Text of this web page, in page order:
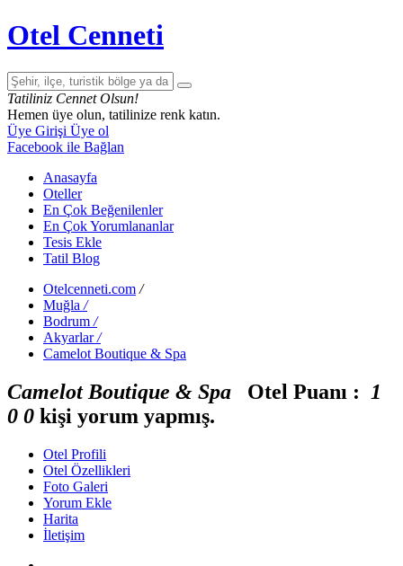
Otel Cenneti
Tatiliniz Cennet Olsun!
Hemen üye olun, tatilinize renk katın.
Üye Girişi Üye ol
Facebook ile Bağlan
Anasayfa
Oteller
En Çok Beğenilenler
En Çok Yorumlananlar
Tesis Ekle
Tatil Blog
Otelcenneti.com /
Muğla /
Bodrum /
Akyarlar /
Camelot Boutique & Spa
Camelot Boutique & Spa Otel Puanı : 1
0 0 kişi yorum yapmış.
Otel Profili
Otel Özellikleri
Foto Galeri
Yorum Ekle
Harita
İletişim